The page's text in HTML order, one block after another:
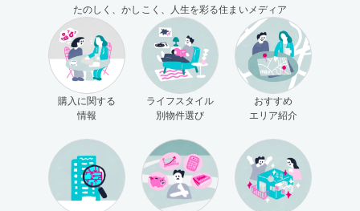
たのしく、かしこく、人生を彩る住まいメディア
購入に関する
情報
ライフスタイル
別物件選び
おすすめ
エリア紹介